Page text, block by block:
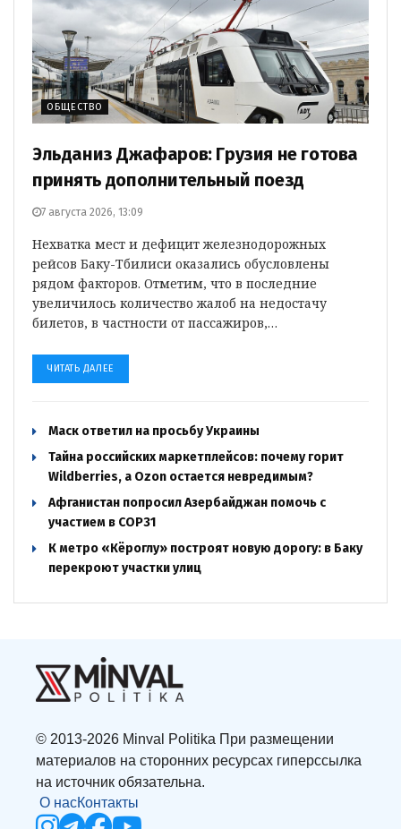
ОБЩЕСТВО
Эльданиз Джафаров: Грузия не готова
принять дополнительный поезд
7 августа 2026, 13:09
Нехватка мест и дефицит железнодорожных
рейсов Баку-Тбилиси оказались обусловлены
рядом факторов. Отметим, что в последние
увеличилось количество жалоб на недостачу
билетов, в частности от пассажиров,…
ЧИТАТЬ ДАЛЕЕ
Маск ответил на просьбу Украины
Тайна российских маркетплейсов: почему горит
Wildberries, а Ozon остается невредимым?
Афганистан попросил Азербайджан помочь с
участием в COP31
К метро «Кёроглу» построят новую дорогу: в Баку
перекроют участки улиц
© 2013-2026 Minval Politika При размещении
материалов на сторонних ресурсах гиперссылка
на источник обязательна.
О насКонтакты